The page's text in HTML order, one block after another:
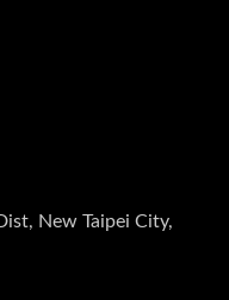
New Taipei City,